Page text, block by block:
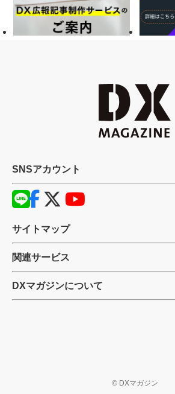
SNSアカウント
サイトマップ
関連サービス
DXマガジンについて
©DXマガジン